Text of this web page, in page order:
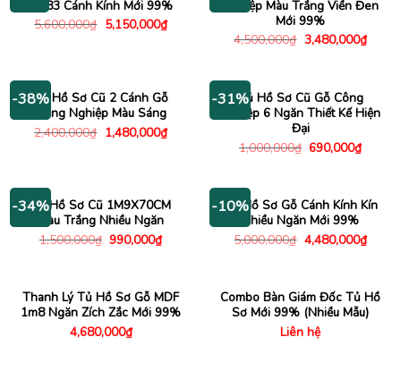
1m83 Cánh Kính Mới 99%
5,600,000₫ Giá
gốc
5,150,000₫Giá
hiện
Nghiệp Màu Trắng Viền Đen
Mới 99%
4,500,000₫ Giá
gốc
3,480,000₫Giá
hiện
-38%Tủ Hồ Sơ Cũ 2 Cánh Gỗ
Công Nghiệp Màu Sáng
2,400,000₫ Giá
gốc
1,480,000₫Giá
hiện
-31%Tủ Hồ Sơ Cũ Gỗ Công
Nghiệp 6 Ngăn Thiết Kế Hiện
Đại
1,000,000₫ Giá
690,000₫Giá
hiện
-34%Tủ Hồ Sơ Cũ 1M9X70CM
Màu Trắng Nhiều Ngăn
1,500,000₫ Giá
990,000₫Giá
hiện
-10%
Tủ Hồ Sơ Gỗ Cánh Kính Kín
Nhiều Ngăn Mới 99%
5,000,000₫ Giá
gốc
4,480,000₫Giá
hiện
Thanh Lý Tủ Hồ Sơ Gỗ MDF
1m8 Ngăn Zích Zắc Mới 99%
4,680,000₫
Combo Bàn Giám Đốc Tủ Hồ
Sơ Mới 99% (Nhiều Mẫu)
Liên hệ